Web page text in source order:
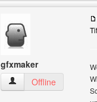
gfxmaker
gfxmaker Benutzer-
Offline